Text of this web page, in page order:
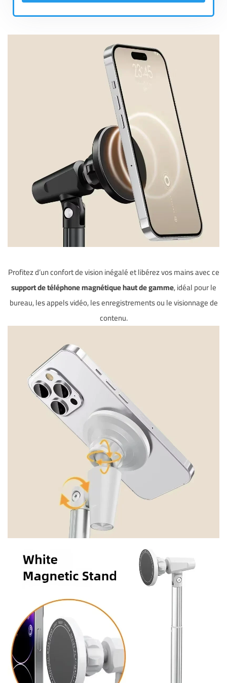
Profitez d’un confort de vision inégalé et libérez vos mains avec ce
support de téléphone magnétique haut de gamme, idéal pour le
bureau, les appels vidéo, les enregistrements ou le visionnage de
contenu.